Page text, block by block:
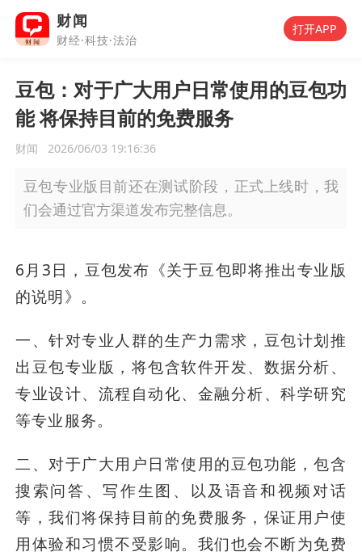
财闻
财经·科技·法治
打开APP
豆包：对于广大用户日常使用的豆包功
能 将保持目前的免费服务
财闻 2026/06/03 19:16:36
豆包专业版目前还在测试阶段，正式上线时，我
们会通过官方渠道发布完整信息。
6月3日，豆包发布《关于豆包即将推出专业版
的说明》。
一、针对专业人群的生产力需求，豆包计划推
出豆包专业版，将包含软件开发、数据分析、
专业设计、流程自动化、金融分析、科学研究
等专业服务。
二、对于广大用户日常使用的豆包功能，包含
搜索问答、写作生图、以及语音和视频对话
等，我们将保持目前的免费服务，保证用户使
用体验和习惯不受影响。我们也会不断为免费